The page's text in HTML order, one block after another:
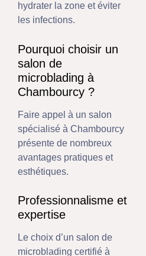
hydrater la zone et éviter
les infections.
Pourquoi choisir un
salon de
microblading à
Chambourcy ?
Faire appel à un salon
spécialisé à Chambourcy
présente de nombreux
avantages pratiques et
esthétiques.
Professionnalisme et
expertise
Le choix d’un salon de
microblading certifié à